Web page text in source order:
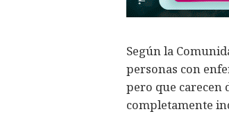
Según la
personas con
pero que carecen
completamente